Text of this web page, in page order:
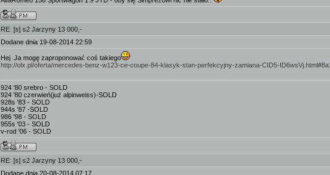
RE: [s] s2 Jarzyny 13 000,-
Dodane dnia 19-08-2014 22:59
Hej .Ja mogę zaproponować coś takiego
http://olx.pl/oferta/mercedes-benz-w123-ce-coupe-84-klasyk-stan-perfekcyjny-zamiana-CID5-
924 '80 srebro - SOLD
924 '80 czerwień(już alpinweiss)-SOLD
928s '83 - SOLD
944s '87 -SOLD
986 '98 - SOLD
955s '03 - SOLD
v-rod '06 - SOLD
RE: [s] s2 Jarzyny 13 000,-
Dodane dnia 20-08-2014 07:17